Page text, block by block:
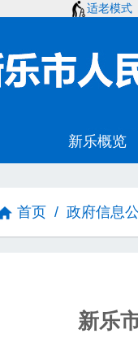
适老模式
首页 / 政府信息
新乐